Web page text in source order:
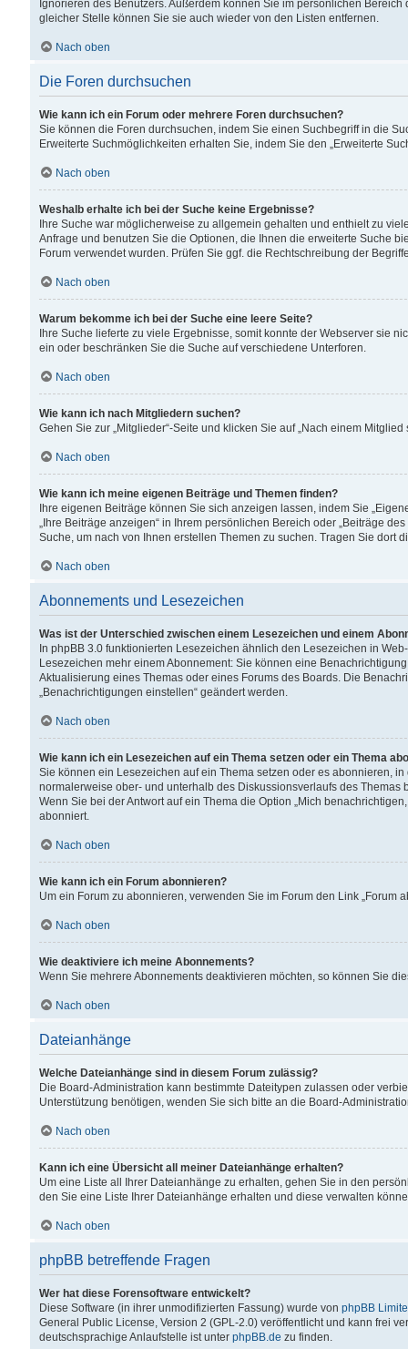
Ignorieren des Benutzers. Außerdem können Sie im persönlichen
gleicher Stelle können Sie sie auch wieder von den Listen entfernen.
Nach oben
Die Foren durchsuchen
Wie kann ich ein Forum oder mehrere Foren durchsuchen?
Sie können die Foren durchsuchen, indem Sie einen Suchbegriff in die
Erweiterte Suchmöglichkeiten erhalten Sie, indem Sie den „Erweiterte
Nach oben
Weshalb erhalte ich bei der Suche keine Ergebnisse?
Ihre Suche war möglicherweise zu allgemein gehalten und enthielt zu
Anfrage und benutzen Sie die Optionen, die Ihnen die erweiterte Suche
Forum verwendet wurden. Prüfen Sie ggf. die Rechtschreibung der
Nach oben
Warum bekomme ich bei der Suche eine leere Seite?
Ihre Suche lieferte zu viele Ergebnisse, somit konnte der Webserver sie
ein oder beschränken Sie die Suche auf verschiedene Unterforen.
Nach oben
Wie kann ich nach Mitgliedern suchen?
Gehen Sie zur „Mitglieder“-Seite und klicken Sie auf „Nach einem Mitglied
Nach oben
Wie kann ich meine eigenen Beiträge und Themen finden?
Ihre eigenen Beiträge können Sie sich anzeigen lassen, indem Sie
„Ihre Beiträge anzeigen“ in Ihrem persönlichen Bereich oder „Beiträge
Suche, um nach von Ihnen erstellen Themen zu suchen. Tragen Sie dort
Nach oben
Abonnements und Lesezeichen
Was ist der Unterschied zwischen einem Lesezeichen und einem
In phpBB 3.0 funktionierten Lesezeichen ähnlich den Lesezeichen in
Lesezeichen mehr einem Abonnement: Sie können eine
Aktualisierung eines Themas oder eines Forums des Boards. Die
„Benachrichtigungen einstellen“ geändert werden.
Nach oben
Wie kann ich ein Lesezeichen auf ein Thema setzen oder ein Thema
Sie können ein Lesezeichen auf ein Thema setzen oder es abonnieren,
normalerweise ober- und unterhalb des Diskussionsverlaufs des Themas
Wenn Sie bei der Antwort auf ein Thema die Option „Mich
abonniert.
Nach oben
Wie kann ich ein Forum abonnieren?
Um ein Forum zu abonnieren, verwenden Sie im Forum den Link „Forum
Nach oben
Wie deaktiviere ich meine Abonnements?
Wenn Sie mehrere Abonnements deaktivieren möchten, so können Sie
Nach oben
Dateianhänge
Welche Dateianhänge sind in diesem Forum zulässig?
Die Board-Administration kann bestimmte Dateitypen zulassen oder
Unterstützung benötigen, wenden Sie sich bitte an die Board-
Nach oben
Kann ich eine Übersicht all meiner Dateianhänge erhalten?
Um eine Liste all Ihrer Dateianhänge zu erhalten, gehen Sie in den
den Sie eine Liste Ihrer Dateianhänge erhalten und diese verwalten
Nach oben
phpBB betreffende Fragen
Wer hat diese Forensoftware entwickelt?
Diese Software (in ihrer unmodifizierten Fassung) wurde von phpBB
General Public License, Version 2 (GPL-2.0) veröffentlicht und kann frei
deutschsprachige Anlaufstelle ist unter phpBB.de zu finden.